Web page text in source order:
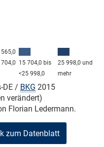
25 998,0 und
mehr
15 704,0 bis
<25 998,0
565,0
DE / BKG 2015
verändert)
Florian Ledermann.
zum Datenblatt